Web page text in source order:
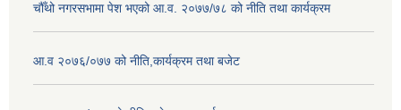
चौँथो नगरसभामा पेश भएको आ.व. २०७७/७८ को नीति तथा कार्यक्रम
आ.व २०७६/०७७ को नीति,कार्यक्रम तथा बजेट